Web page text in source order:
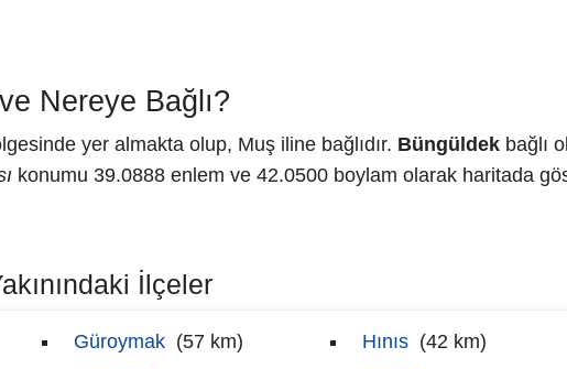
Nereye Bağlı?
yer almakta olup, Muş iline bağlıdır. Büngüldek bağlı
konumu 39.0888 enlem ve 42.0500 boylam olarak haritada
İlçeler
Güroymak (57 km)
Hınıs (42 km)